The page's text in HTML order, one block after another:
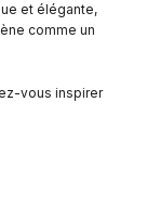
et élégante,
comme un
vous inspirer